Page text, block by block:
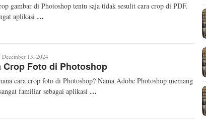
gambar di Photoshop tentu saja tidak sesulit cara crop di PDF.
aplikasi …
Mita
December 13, 2024
Crop Foto di Photoshop
cara crop foto di Photoshop? Nama Adobe Photoshop memang
familiar sebagai aplikasi …